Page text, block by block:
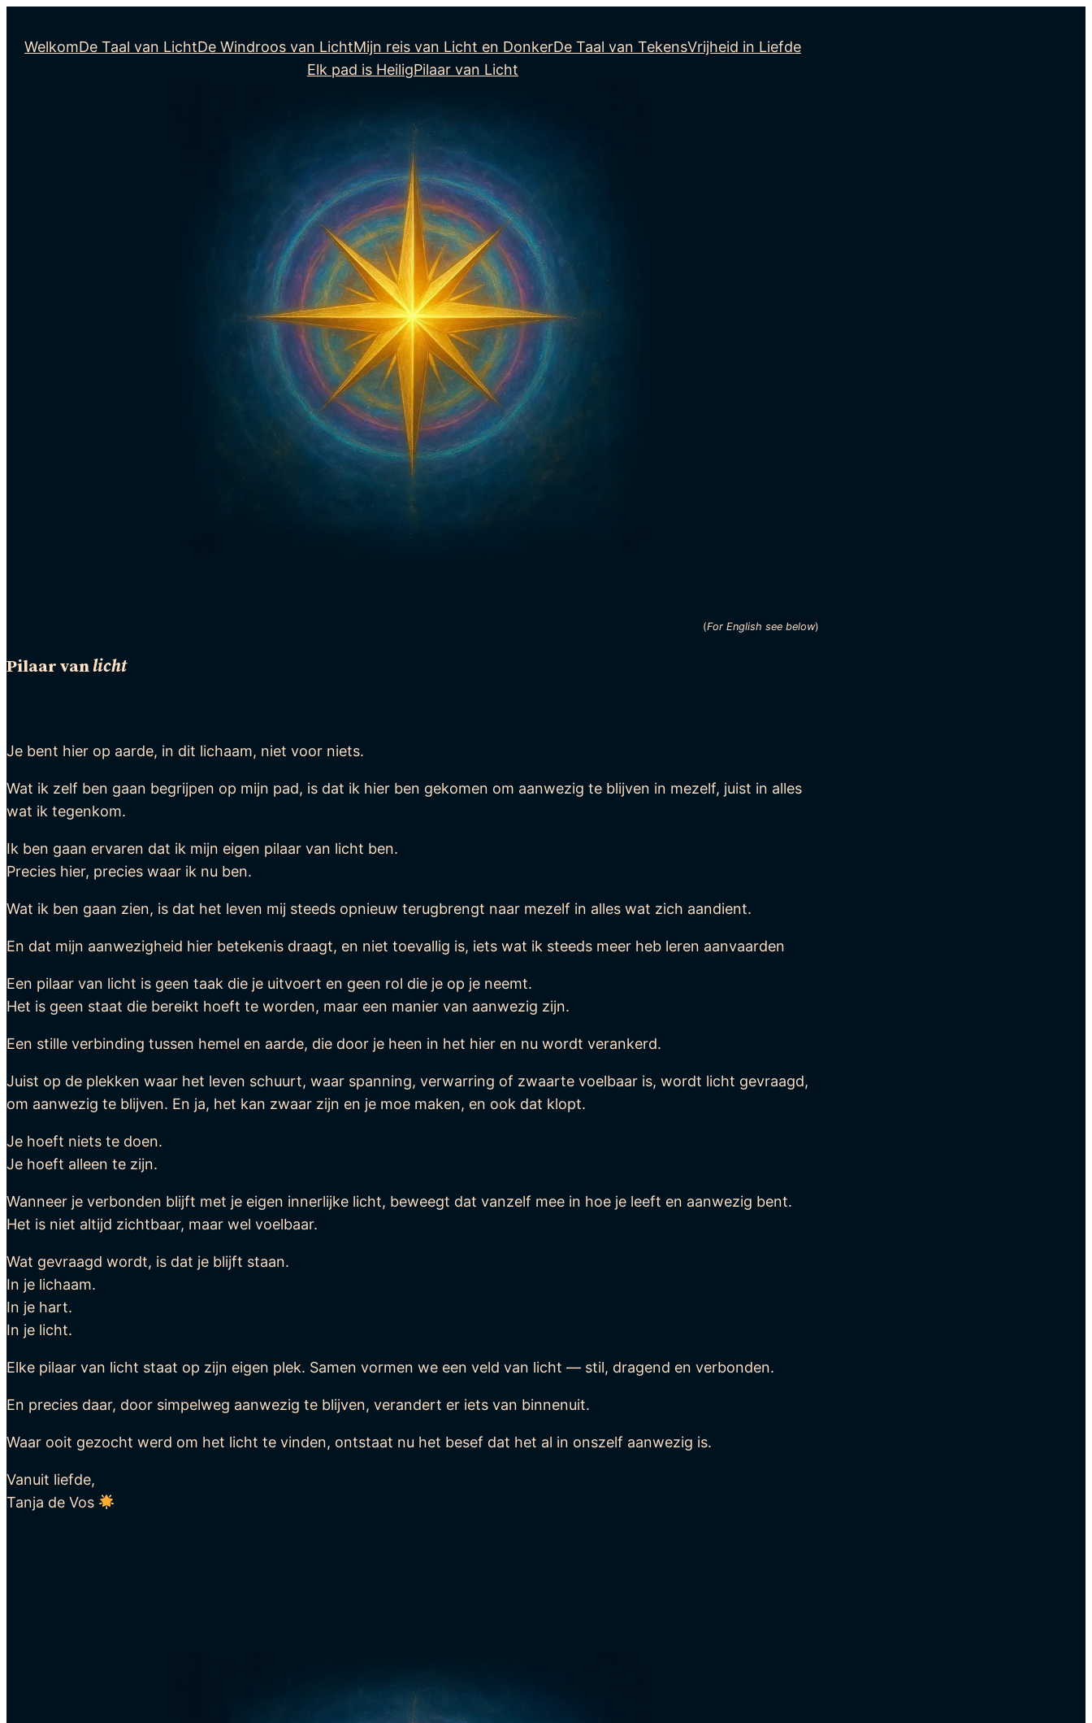
WelkomDe Taal van LichtDe Windroos van LichtMijn reis van Licht en DonkerDe Taal van TekensVrijheid in Liefde
Elk pad is HeiligPilaar van Licht
(For English see below)
Pilaar vanlicht
Je bent hier op aarde, in dit lichaam, niet voor niets.
Wat ik zelf ben gaan begrijpen op mijn pad, is dat ik hier ben gekomen om aanwezig te blijven in mezelf, juist in alles
wat ik tegenkom.
Ik ben gaan ervaren dat ik mijn eigen pilaar van licht ben.
Precies hier, precies waar ik nu ben.
Wat ik ben gaan zien, is dat het leven mij steeds opnieuw terugbrengt naar mezelf in alles wat zich aandient.
En dat mijn aanwezigheid hier betekenis draagt, en niet toevallig is, iets wat ik steeds meer heb leren aanvaarden
Een pilaar van licht is geen taak die je uitvoert en geen rol die je op je neemt.
Het is geen staat die bereikt hoeft te worden, maar een manier van aanwezig zijn.
Een stille verbinding tussen hemel en aarde, die door je heen in het hier en nu wordt verankerd.
Juist op de plekken waar het leven schuurt, waar spanning, verwarring of zwaarte voelbaar is, wordt licht gevraagd,
om aanwezig te blijven. En ja, het kan zwaar zijn en je moe maken, en ook dat klopt.
Je hoeft niets te doen.
Je hoeft alleen te zijn.
Wanneer je verbonden blijft met je eigen innerlijke licht, beweegt dat vanzelf mee in hoe je leeft en aanwezig bent.
Het is niet altijd zichtbaar, maar wel voelbaar.
Wat gevraagd wordt, is dat je blijft staan.
In je lichaam.
In je hart.
In je licht.
Elke pilaar van licht staat op zijn eigen plek. Samen vormen we een veld van licht — stil, dragend en verbonden.
En precies daar, door simpelweg aanwezig te blijven, verandert er iets van binnenuit.
Waar ooit gezocht werd om het licht te vinden, ontstaat nu het besef dat het al in onszelf aanwezig is.
Vanuit liefde,
Tanja de Vos